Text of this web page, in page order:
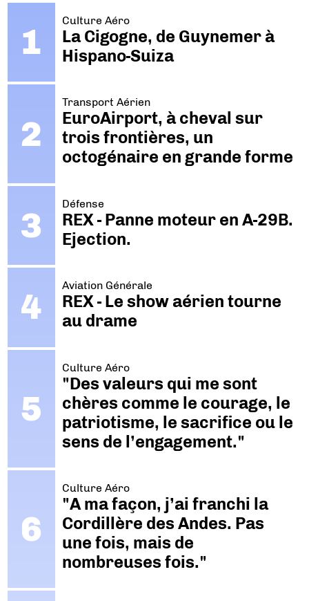
Culture Aéro
La Cigogne, de Guynemer à
Hispano-Suiza
Transport Aérien
EuroAirport, à cheval sur
trois frontières, un
octogénaire en grande forme
Défense
REX - Panne moteur en A-29B.
Ejection.
Aviation Générale
REX - Le show aérien tourne
au drame
Culture Aéro
"Des valeurs qui me sont
chères comme le courage, le
patriotisme, le sacrifice ou le
sens de l’engagement."
Culture Aéro
"A ma façon, j’ai franchi la
Cordillère des Andes. Pas
une fois, mais de
nombreuses fois."